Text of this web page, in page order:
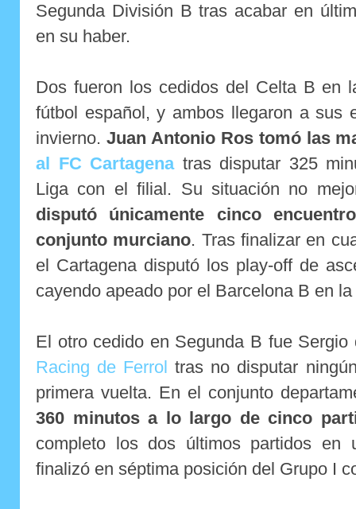
Segunda División B tras acabar en
en su haber.
Dos fueron los cedidos del Celta B en
fútbol español, y ambos llegaron a sus
invierno. Juan Antonio Ros tomó las
al FC Cartagenatras disputar 325
Liga con el filial. Su situación no
disputó únicamente cinco
conjunto murciano. Tras finalizar en
el Cartagena disputó los play-off de
cayendo apeado por el Barcelona B en
El otro cedido en Segunda B fue
Racing de Ferrol tras no disputar
primera vuelta. En el conjunto
360 minutos a lo largo de cinco
completo los dos últimos partidos en
finalizó en séptima posición del Grupo I